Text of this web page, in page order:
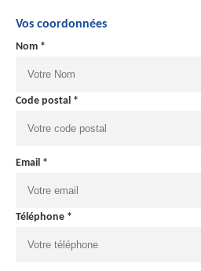
Vos coordonnées
Nom *
Code postal *
Email *
Téléphone *